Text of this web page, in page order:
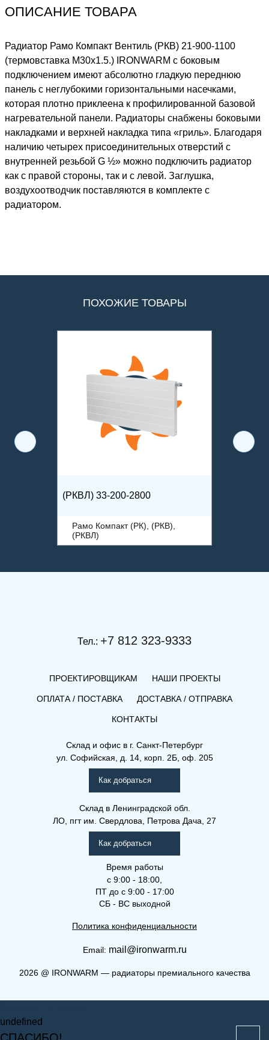
ОПИСАНИЕ ТОВАРА
Радиатор Рамо Компакт Вентиль (РКВ) 21-900-1100
(термовставка М30х1.5.) IRONWARM с боковым
подключением имеют абсолютно гладкую переднюю
панель с неглубокими горизонтальными насечками,
которая плотно приклеена к профилированной базовой
нагревательной панели. Радиаторы снабжены боковыми
накладками и верхней накладка типа «гриль». Благодаря
наличию четырех присоединительных отверстий с
внутренней резьбой G ½» можно подключить радиатор
как с правой стороны, так и с левой. Заглушка,
воздухоотводчик поставляются в комплекте с
радиатором.
ПОХОЖИЕ ТОВАРЫ
(РКВЛ) 33-200-2800
Рамо Компакт (РК), (РКВ),
(РКВЛ)
Рамо Компакт (РК), (РКВ),
(РКВЛ) 33-400-2300
Рамо Компакт (РК), (РКВ),
Тел.: +7 812 323-9333
ПРОЕКТИРОВЩИКАМ НАШИ ПРОЕКТЫ
ОПЛАТА / ПОСТАВКА ДОСТАВКА / ОТПРАВКА
КОНТАКТЫ
Склад и офис в г. Санкт-Петербург
ул. Софийская, д. 14, корп. 2Б, оф. 205
Как добраться
Склад в Ленинградской обл.
ЛО, пгт им. Свердлова, Петрова Дача, 27
Как добраться
Время работы
с 9:00 - 18:00,
ПТ до с 9:00 - 17:00
СБ - ВС выходной
Политика конфиденциальности
Email: mail@ironwarm.ru
2026@ IRONWARM — радиаторы премиального качества
undefined